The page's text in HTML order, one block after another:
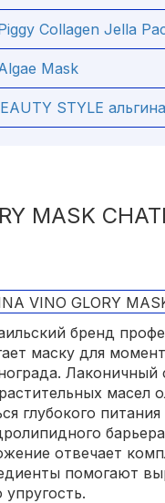
Collagen Jella
Mask
STYLE
MASK
бренд
маску для
Лаконичный
масел
глубокого питания
отвечает
помогают